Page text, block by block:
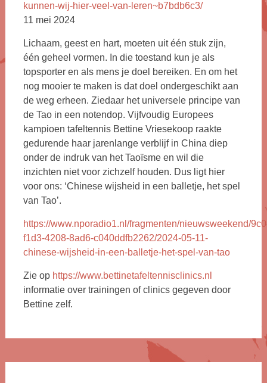
kunnen-wij-hier-veel-van-leren~b7bdb6c3/
11 mei 2024
Lichaam, geest en hart, moeten uit één stuk zijn,
één geheel vormen. In die toestand kun je als
topsporter en als mens je doel bereiken. En om het
nog mooier te maken is dat doel ondergeschikt aan
de weg erheen. Ziedaar het universele principe van
de Tao in een notendop. Vijfvoudig Europees
kampioen tafeltennis Bettine Vriesekoop raakte
gedurende haar jarenlange verblijf in China diep
onder de indruk van het Taoïsme en wil die
inzichten niet voor zichzelf houden. Dus ligt hier
voor ons: ‘Chinese wijsheid in een balletje, het spel
van Tao’.
https://www.nporadio1.nl/fragmenten/nieuwsweekend/
f1d3-4208-8ad6-c040ddfb2262/2024-05-11-
chinese-wijsheid-in-een-balletje-het-spel-van-tao
Zie op https://www.bettinetafeltennisclinics.nl
informatie over trainingen of clinics gegeven door
Bettine zelf.